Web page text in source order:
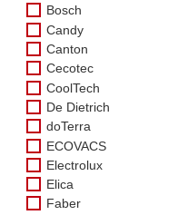
Bosch
Candy
Canton
Cecotec
CoolTech
De Dietrich
doTerra
ECOVACS
Electrolux
Elica
Faber